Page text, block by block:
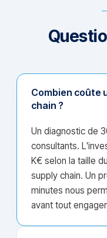
Combien coûte
chain ?
Un diagnostic de
consultants.
K€ selon la taille
supply chain. Un
minutes nous
avant tout